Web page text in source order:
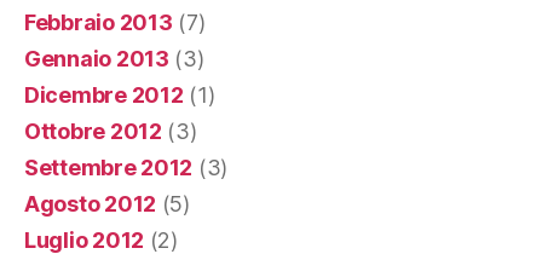
Febbraio 2013 (7)
Gennaio 2013 (3)
Dicembre 2012 (1)
Ottobre 2012 (3)
Settembre 2012 (3)
Agosto 2012 (5)
Luglio 2012 (2)